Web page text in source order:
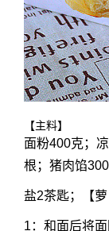
【主料】
面粉400克；
根；猪肉馅
盐2茶匙；【
1：和面后将